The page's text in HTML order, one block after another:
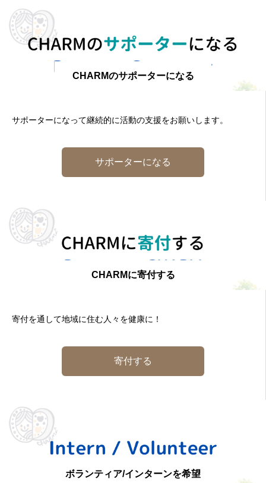
CHARMのサポーターになる
サポーターになって継続的に活動の支援をお願いします。
サポーターになる
CHARMに寄付する
寄付を通して地域に住む人々を健康に！
寄付する
ボランティア/インターンを希望